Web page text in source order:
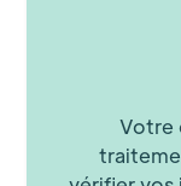
Votre